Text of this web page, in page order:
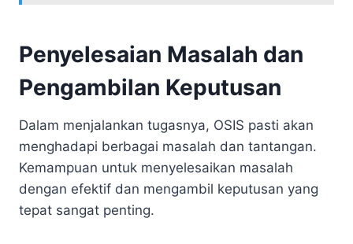
Penyelesaian Masalah dan
Pengambilan Keputusan
Dalam menjalankan tugasnya, OSIS pasti akan
menghadapi berbagai masalah dan tantangan.
Kemampuan untuk menyelesaikan masalah
dengan efektif dan mengambil keputusan yang
tepat sangat penting.